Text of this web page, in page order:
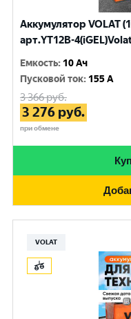
Аккумулятор VOLAT
арт.YT12B-
Емкость: 10 Ач
Пусковой ток: 155 A
3 366руб.
3 276 руб.
при обмене
VOLAT